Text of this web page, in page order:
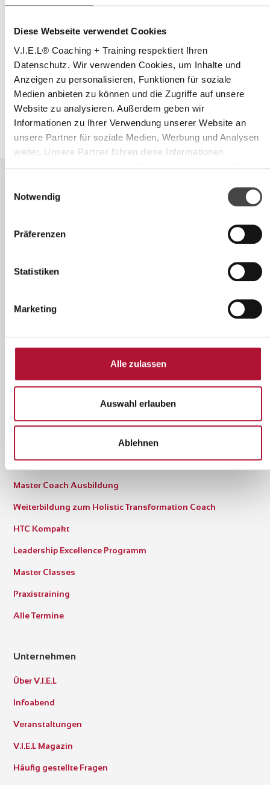
Diese Webseite verwendet Cookies
V.I.E.L® Coaching + Training respektiert Ihren
Datenschutz. Wir verwenden Cookies, um Inhalte und
Anzeigen zu personalisieren, Funktionen für soziale
Medien anbieten zu können und die Zugriffe auf unsere
Website zu analysieren. Außerdem geben wir
Informationen zu Ihrer Verwendung unserer Website an
unsere Partner für soziale Medien, Werbung und Analysen
weiter. Unsere Partner führen diese Informationen
Nutzung der Dienste gesammelt haben.
Notwendig
Präferenzen
Statistiken
Marketing
Alle zulassen
Auswahl erlauben
Ablehnen
* Pflichtfelder
Gesamtkosten
weiter
Ausbildung
Intensiv-Seminar Coaching Kompakt
Ausbildung zum Business Trainer
Intensiv-Seminar Training Kompakt
Führung Kompakt
Master Coach Ausbildung
Weiterbildung zum Holistic Transformation Coach
HTC Kompakt
Leadership Excellence Programm
Master Classes
Praxistraining
Alle Termine
Unternehmen
Über V.I.E.L
Infoabend
Veranstaltungen
V.I.E.L Magazin
Häufig gestellte Fragen